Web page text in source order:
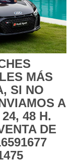
MÁS
SI NO
A
48 H.
DE